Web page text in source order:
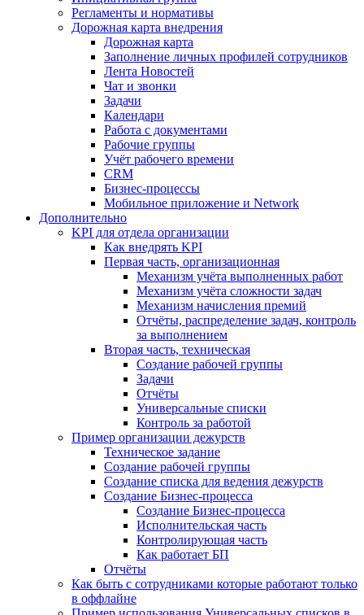
Регламенты и нормативы
Дорожная карта внедрения
Дорожная карта
Заполнение личных профилей сотрудников
Лента Новостей
Чат и звонки
Задачи
Календари
Работа с документами
Рабочие группы
Учёт рабочего времени
CRM
Бизнес-процессы
Мобильное приложение и Network
Дополнительно
KPI для отдела организации
Как внедрять KPI
Первая часть, организационная
Механизм учёта выполненных работ
Механизм учёта сложности задач
Механизм начисления премий
Отчёты, распределение задач, контроль
за выполнением
Вторая часть, техническая
Создание рабочей группы
Задачи
Отчёты
Универсальные списки
Контроль за работой
Пример организации дежурств
Техническое задание
Создание рабочей группы
Создание списка для ведения дежурств
Создание Бизнес-процесса
Создание Бизнес-процесса
Исполнительская часть
Контролирующая часть
Как работает БП
Отчёты
Как быть с сотрудниками которые работают только
в оффлайне